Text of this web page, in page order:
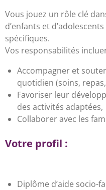
Vous jouez un rôle clé
d’enfants et
spécifiques.
Vos responsabilités
Accompagner et
quotidien (soins,
Favoriser leur
des activités adaptées,
Collaborer avec les
Votre profil :
Diplôme d’aide socio-